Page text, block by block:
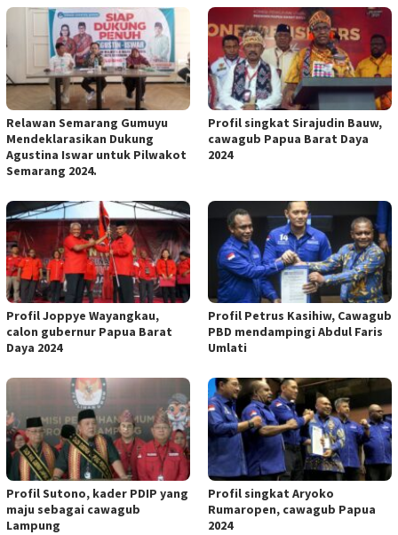
Relawan Semarang Gumuyu
Mendeklarasikan Dukung
Agustina Iswar untuk Pilwakot
Semarang 2024.
Profil singkat Sirajudin Bauw,
cawagub Papua Barat Daya
2024
Profil Joppye Wayangkau,
calon gubernur Papua Barat
Daya 2024
Profil Petrus Kasihiw, Cawagub
PBD mendampingi Abdul Faris
Umlati
Profil Sutono, kader PDIP yang
maju sebagai cawagub
Lampung
Profil singkat Aryoko
Rumaropen, cawagub Papua
2024